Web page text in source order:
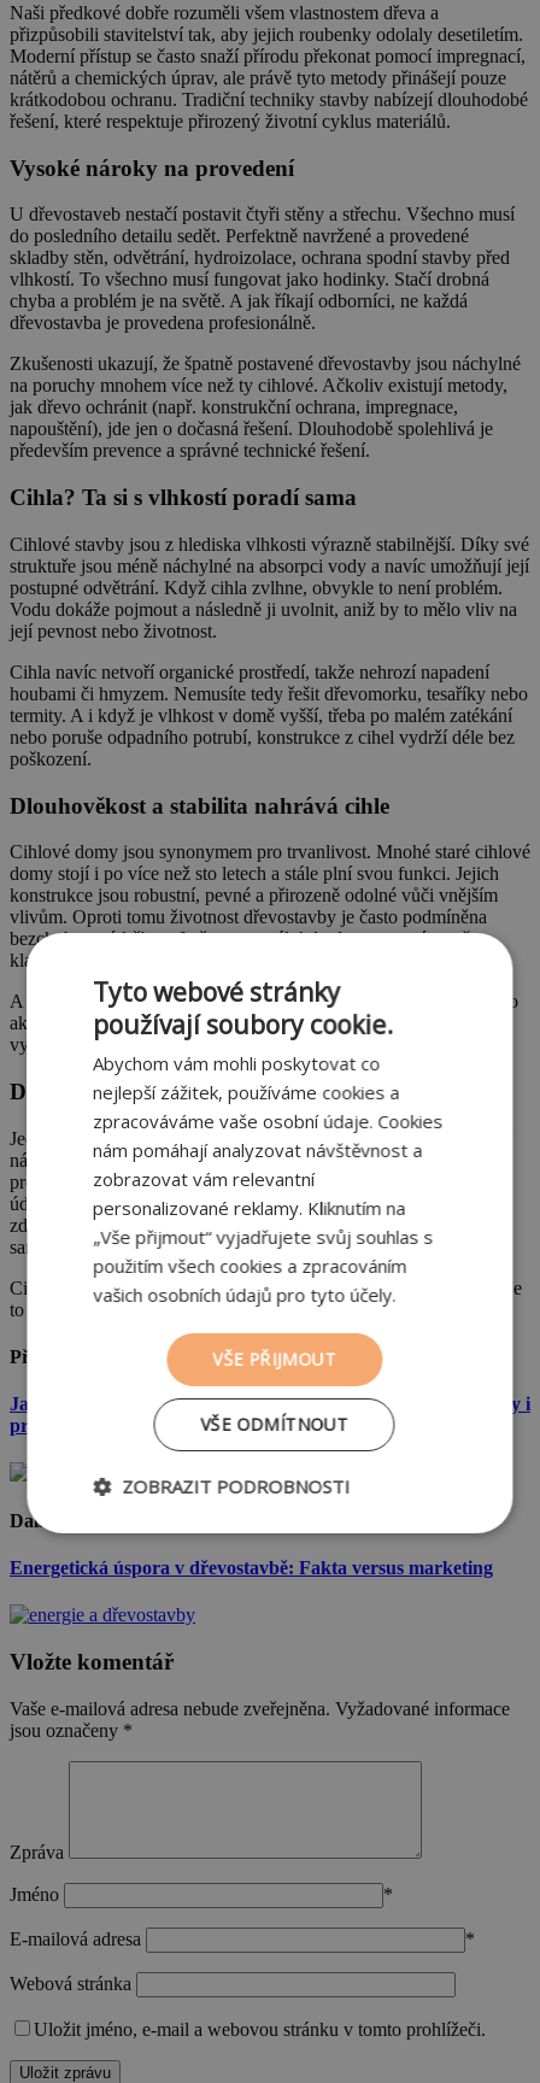
Naši předkové dobře rozuměli všem vlastnostem dřeva a
přizpůsobili stavitelství tak, aby jejich roubenky odolaly desetiletím.
Moderní přístup se často snaží přírodu překonat pomocí impregnací,
nátěrů a chemických úprav, ale právě tyto metody přinášejí pouze
krátkodobou ochranu. Tradiční techniky stavby nabízejí dlouhodobé
řešení, které respektuje přirozený životní cyklus materiálů.
Vysoké nároky na provedení
U dřevostaveb nestačí postavit čtyři stěny a střechu. Všechno musí
do posledního detailu sedět. Perfektně navržené a provedené
skladby stěn, odvětrání, hydroizolace, ochrana spodní stavby před
vlhkostí. To všechno musí fungovat jako hodinky. Stačí drobná
chyba a problém je na světě. A jak říkají odborníci, ne každá
dřevostavba je provedena profesionálně.
Zkušenosti ukazují, že špatně postavené dřevostavby jsou náchylné
na poruchy mnohem více než ty cihlové. Ačkoliv existují metody,
jak dřevo ochránit (např. konstrukční ochrana, impregnace,
napouštění), jde jen o dočasná řešení. Dlouhodobě spolehlivá je
především prevence a správné technické řešení.
Cihla? Ta si s vlhkostí poradí sama
Cihlové stavby jsou z hlediska vlhkosti výrazně stabilnější. Díky své
struktuře jsou méně náchylné na absorpci vody a navíc umožňují její
postupné odvětrání. Když cihla zvlhne, obvykle to není problém.
Vodu dokáže pojmout a následně ji uvolnit, aniž by to mělo vliv na
její pevnost nebo životnost.
Cihla navíc netvoří organické prostředí, takže nehrozí napadení
houbami či hmyzem. Nemusíte tedy řešit dřevomorku, tesaříky nebo
termity. A i když je vlhkost v domě vyšší, třeba po malém zatékání
nebo poruše odpadního potrubí, konstrukce z cihel vydrží déle bez
poškození.
Dlouhověkost a stabilita nahrává cihle
Cihlové domy jsou synonymem pro trvanlivost. Mnohé staré cihlové
domy stojí i po více než sto letech a stále plní svou funkci. Jejich
konstrukce jsou robustní, pevné a přirozeně odolné vůči vnějším
vlivům. Oproti tomu životnost dřevostavby je často podmíněna
bezchybnou údržbou. I přesto se málokdy dostane na úroveň
klasických zděných staveb.
A není to jen o životnosti. Cihlový dům přináší i další výhody, jako
akumulaci tepla, kdy dům v zimě nevychladne a v létě nepřehřívá,
vysokou požární odolnost nebo lepší akustické vlastnosti.
Dům z cihel se dlouhodobě vyplatí
Jedním z častých argumentů pro dřevostavby jsou nižší pořizovací
náklady. Když si ale připočtete všechny náklady na kvalitní
provedení, lepší konstrukční ochranu, případné impregnace nebo
údržbu v čase, cena se rázem přiblíží nebo dokonce překročí cenu
zděného domu. A pokud se vlhkost přece jen projeví, může vás
sanace konstrukcí vyjít velmi draho.
Cihlový dům vás naproti tomu z dlouhodobého hlediska nezradí. Je
to investice do stability, bezpečí a minimálních nákladů na opravy.
Předchozí
Jak na spárování cihel: Kompletní průvodce pro domácí kutily i
profíky
Další
Energetická úspora v dřevostavbě: Fakta versus marketing
Vložte komentář
Vaše e-mailová adresa nebude zveřejněna. Vyžadované informace
jsou označeny *
Zpráva
Jméno *
E-mailová adresa *
Webová stránka
Uložit jméno, e-mail a webovou stránku v tomto prohlížeči.
Tyto webové stránky
používají soubory cookie.
Abychom vám mohli poskytovat co
nejlepší zážitek, používáme cookies a
zpracováváme vaše osobní údaje. Cookies
nám pomáhají analyzovat návštěvnost a
zobrazovat vám relevantní
personalizované reklamy. Kliknutím na
„Vše přijmout“ vyjadřujete svůj souhlas s
použitím všech cookies a zpracováním
vašich osobních údajů pro tyto účely.
VŠE PŘIJMOUT
VŠE ODMÍTNOUT
ZOBRAZIT PODROBNOSTI
Nezbytně
soubory
Výkonové
soubory
Soubory
základní funkce webových stránek, jako je
přihlášení uživatele a správa účtu. Webové stránky
nelze bez nezbytně nutných souborů cookie
správně používat.
Název
Poskytovatel/
Vyprší Popis